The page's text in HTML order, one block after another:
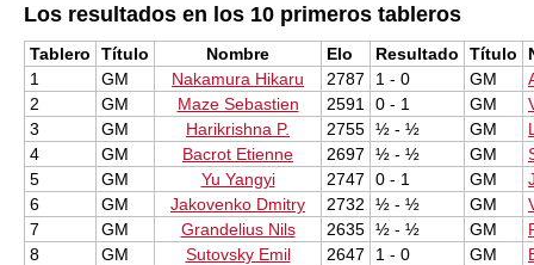
Los resultados en los 10 primeros tableros
Tablero Título Nombre Elo Resultado Título
1
GM Nakamura Hikaru 2787 1 - 0 GM
2
GM Maze Sebastien 2591 0 - 1 GM
3
GM Harikrishna P. 2755 ½ - ½ GM
4
GM Bacrot Etienne 2697 ½ - ½ GM
5
GM Yu Yangyi 2747 0 - 1 GM
6
GM Jakovenko Dmitry 2732 ½ - ½ GM
7
GM Grandelius Nils 2635 ½ - ½ GM
8
GM Sutovsky Emil 2647 1 - 0 GM